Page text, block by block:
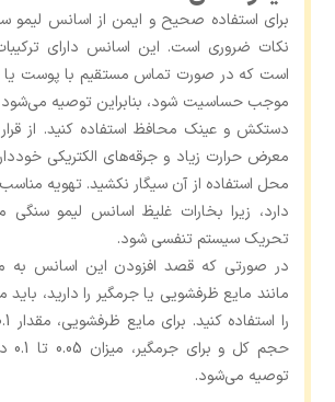
برای استفاده صحیح و ایمن از اسانس لیمو
نکات ضروری است. این اسانس دارای
است که در صورت تماس مستقیم با پوست
موجب حساسیت شود، بنابراین توصیه می‌شود
دستکش و عینک محافظ استفاده کنید. از
معرض حرارت زیاد و جرقه‌های الکتریکی
محل استفاده از آن سیگار نکشید. تهویه
دارد، زیرا بخارات غلیظ اسانس لیمو
تحریک سیستم تنفسی شود.
در صورتی که قصد افزودن این اسانس به
مانند مایع ظرفشویی یا جرمگیر را دارید، باید
حجم
توصیه می‌شود.